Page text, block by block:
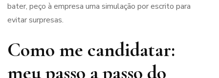
bater, peço à empresa uma simulação por escrito para
evitar surpresas.
Como me candidatar:
meu passo a passo do